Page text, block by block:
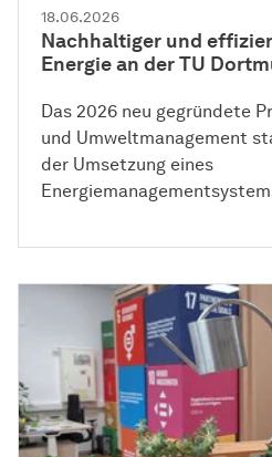
18.06.2026
Nachhaltiger und
Energie an der TU
Das 2026 neu gegründete
und Umweltmanagement
der Umsetzung eines